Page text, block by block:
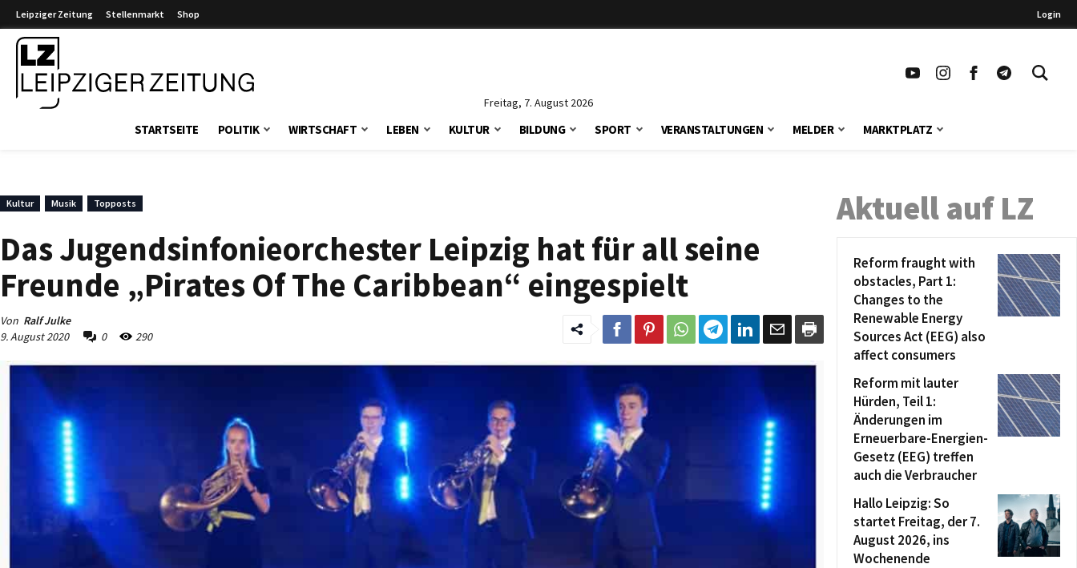
Leipziger Zeitung Stellenmarkt Shop Login
Freitag, 7. August 2026
STARTSEITE POLITIK WIRTSCHAFT LEBEN KULTUR BILDUNG SPORT VERANSTALTUNGEN MELDER MARKTPLATZ
Kultur Musik Topposts
Das Jugendsinfonieorchester Leipzig hat für all seine
Freunde „Pirates Of The Caribbean“ eingespielt
Von Ralf Julke
9. August 2020
0 290
Aktuell auf LZ
Reform fraught with
obstacles, Part 1:
Changes to the
Renewable Energy
Sources Act (EEG) also
affect consumers
Reform mit lauter
Hürden, Teil 1:
Änderungen im
Erneuerbare-Energien-
Gesetz (EEG) treffen
auch die Verbraucher
Hallo Leipzig: So
startet Freitag, der 7.
August 2026, ins
Wochenende